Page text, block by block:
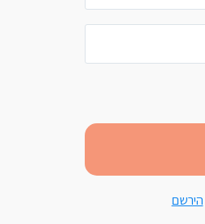
הירשם